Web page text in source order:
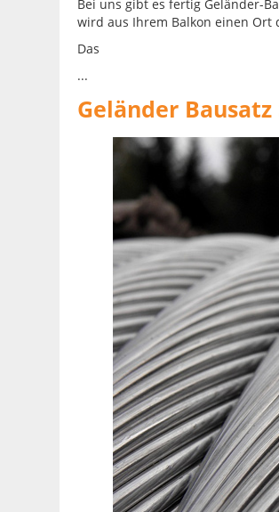
Bei uns gibt es fertig Geländer-
wird aus Ihrem Balkon einen Ort
Das
...
Geländer Bausatz